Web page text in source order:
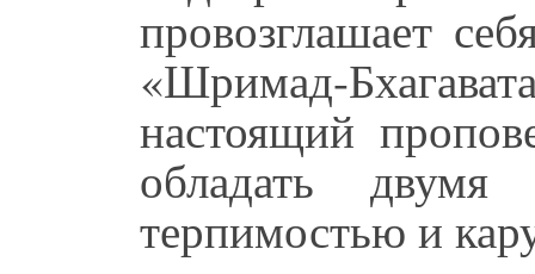
провозглашает
«Шримад-
настоящий
обладать
терпимостью и